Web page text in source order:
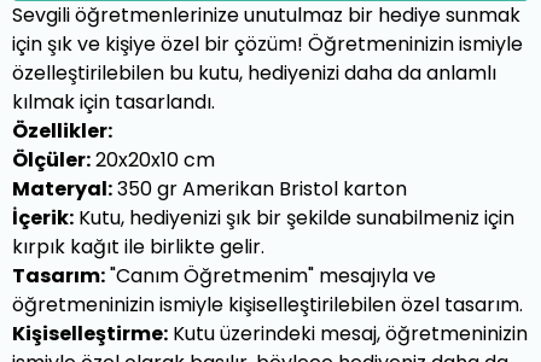
Sevgili öğretmenlerinize unutulmaz bir hediye sunmak
için şık ve kişiye özel bir çözüm! Öğretmeninizin ismiyle
özelleştirilebilen bu kutu, hediyenizi daha da anlamlı
kılmak için tasarlandı.
Özellikler:
Ölçüler:20x20x10 cm
Materyal:350 gr Amerikan Bristol karton
İçerik: Kutu, hediyenizi şık bir şekilde sunabilmeniz için
kırpık kağıt ile birlikte gelir.
Tasarım:"Canım Öğretmenim" mesajıyla ve
öğretmeninizin ismiyle kişiselleştirilebilen özel tasarım.
Kişiselleştirme: Kutu üzerindeki mesaj, öğretmeninizin